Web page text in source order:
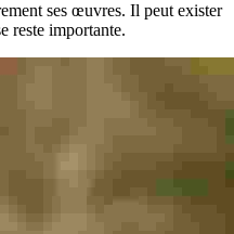
ses œuvres. Il peut exister
reste importante.